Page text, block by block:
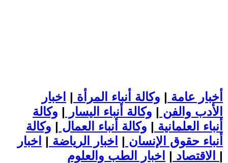
أخبار عامة | وكالة أنباء المرأة | اخبار
الأدب والفن | وكالة أنباء اليسار | وكالة
أنباء العلمانية | وكالة أنباء العمال | وكالة
أنباء حقوق الإنسان | اخبار الرياضة | اخبار
الاقتصاد | |